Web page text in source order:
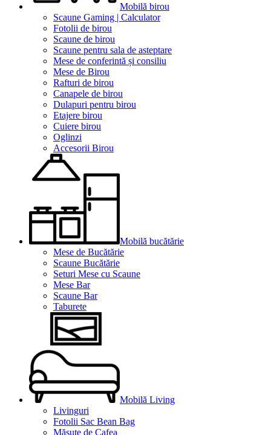
Mobilă birou
Scaune Gaming | Calculator
Fotolii de birou
Scaune de birou
Scaune pentru sala de asteptare
Mese de conferintă și consiliu
Mese de Birou
Rafturi de birou
Canapele de birou
Dulapuri pentru birou
Etajere birou
Cuiere birou
Oglinzi
Accesorii Birou
Mobilă bucătărie
Mese de Bucătărie
Scaune Bucătărie
Seturi Mese cu Scaune
Mese Bar
Scaune Bar
Taburete
Mobilă Living
Livinguri
Fotolii Sac Bean Bag
Măsuțe de Cafea